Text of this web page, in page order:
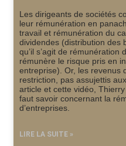
Les dirigeants de sociétés
leur rémunération en
travail et rémunération du
dividendes (distribution des
qu’il s’agit de rémunération
rémunère le risque pris en
entreprise). Or, les revenus
restriction, pas assujettis
article et cette vidéo,
faut savoir concernant la
d’entreprises.
LIRE LA SUITE »